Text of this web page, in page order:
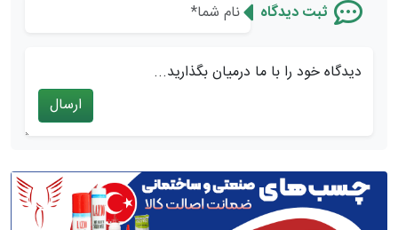
ثبت دیدگاه
دیدگاه خود را با ما درمیان بگذارید...
ارسال